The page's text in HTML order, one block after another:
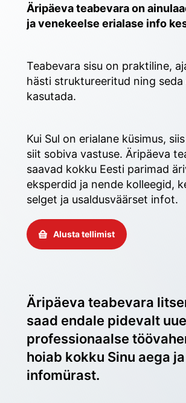
Äripäeva teabevara on
ja venekeelse erialase info
Teabevara sisu on praktiline,
hästi struktureeritud ning
kasutada.
Kui Sul on erialane küsimus,
siit sobiva vastuse. Äripäeva
saavad kokku Eesti parimad
eksperdid ja nende kolleegid,
selget ja usaldusväärset infot.
Alusta tellimist
Äripäeva teabevara
saad endale pidevalt
professionaalse
hoiab kokku Sinu aega
infomürast.